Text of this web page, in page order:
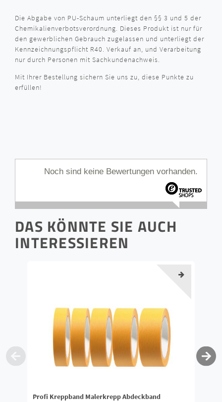
Die Abgabe von PU-Schaum unterliegt den §§ 3 und 5 der
Chemikalienverbotsverordnung. Dieses Produkt ist nur für
den gewerblichen Gebrauch zugelassen und unterliegt der
Kennzeichnungspflicht R40. Verkauf an, und Verarbeitung
nur durch Personen mit Sachkundenachweis.
Mit Ihrer Bestellung sichern Sie uns zu, diese Punkte zu
erfüllen!
Noch sind keine Bewertungen vorhanden.
DAS KÖNNTE SIE AUCH
INTERESSIEREN
Profi Kreppband Malerkrepp Abdeckband